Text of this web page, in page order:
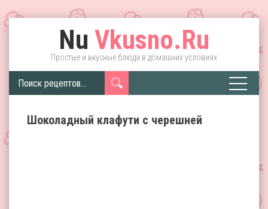
Nu Vkusno.Ru
Простые и вкусные блюда в домашних условиях
Шоколадный клафути с черешней